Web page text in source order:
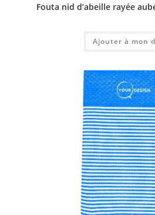
Fouta nid d’abeille rayée
Ajouter à mon